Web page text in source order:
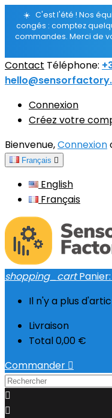
☀️ C'est l'été ! Nos
congés : comptez
commandes. Merci de
Contact Téléphone:
Connexion
Créez votre
Bienvenue,Connexion
Français 
English
Français
shopping_cart Panier:
Il n'y a plus
Livraison
Total0,00 €
Commander 

